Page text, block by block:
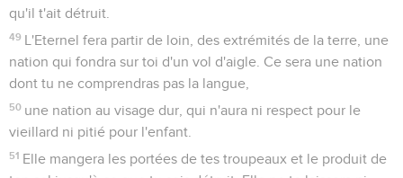
qu'il t'ait détruit.
49 L'Eternel fera partir de loin, des extrémités de la terre, une
nation qui fondra sur toi d'un vol d'aigle. Ce sera une nation
dont tu ne comprendras pas la langue,
50 une nation au visage dur, qui n'aura ni respect pour le
vieillard ni pitié pour l'enfant.
51 Elle mangera les portées de tes troupeaux et le produit de